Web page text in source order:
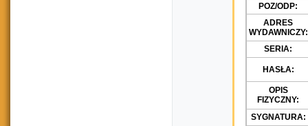
POZ/ODP:
ADRES
WYDAWNICZY:
SERIA:
HASŁA:
OPIS
FIZYCZNY:
SYGNATURA: